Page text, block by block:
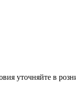
уточняйте в